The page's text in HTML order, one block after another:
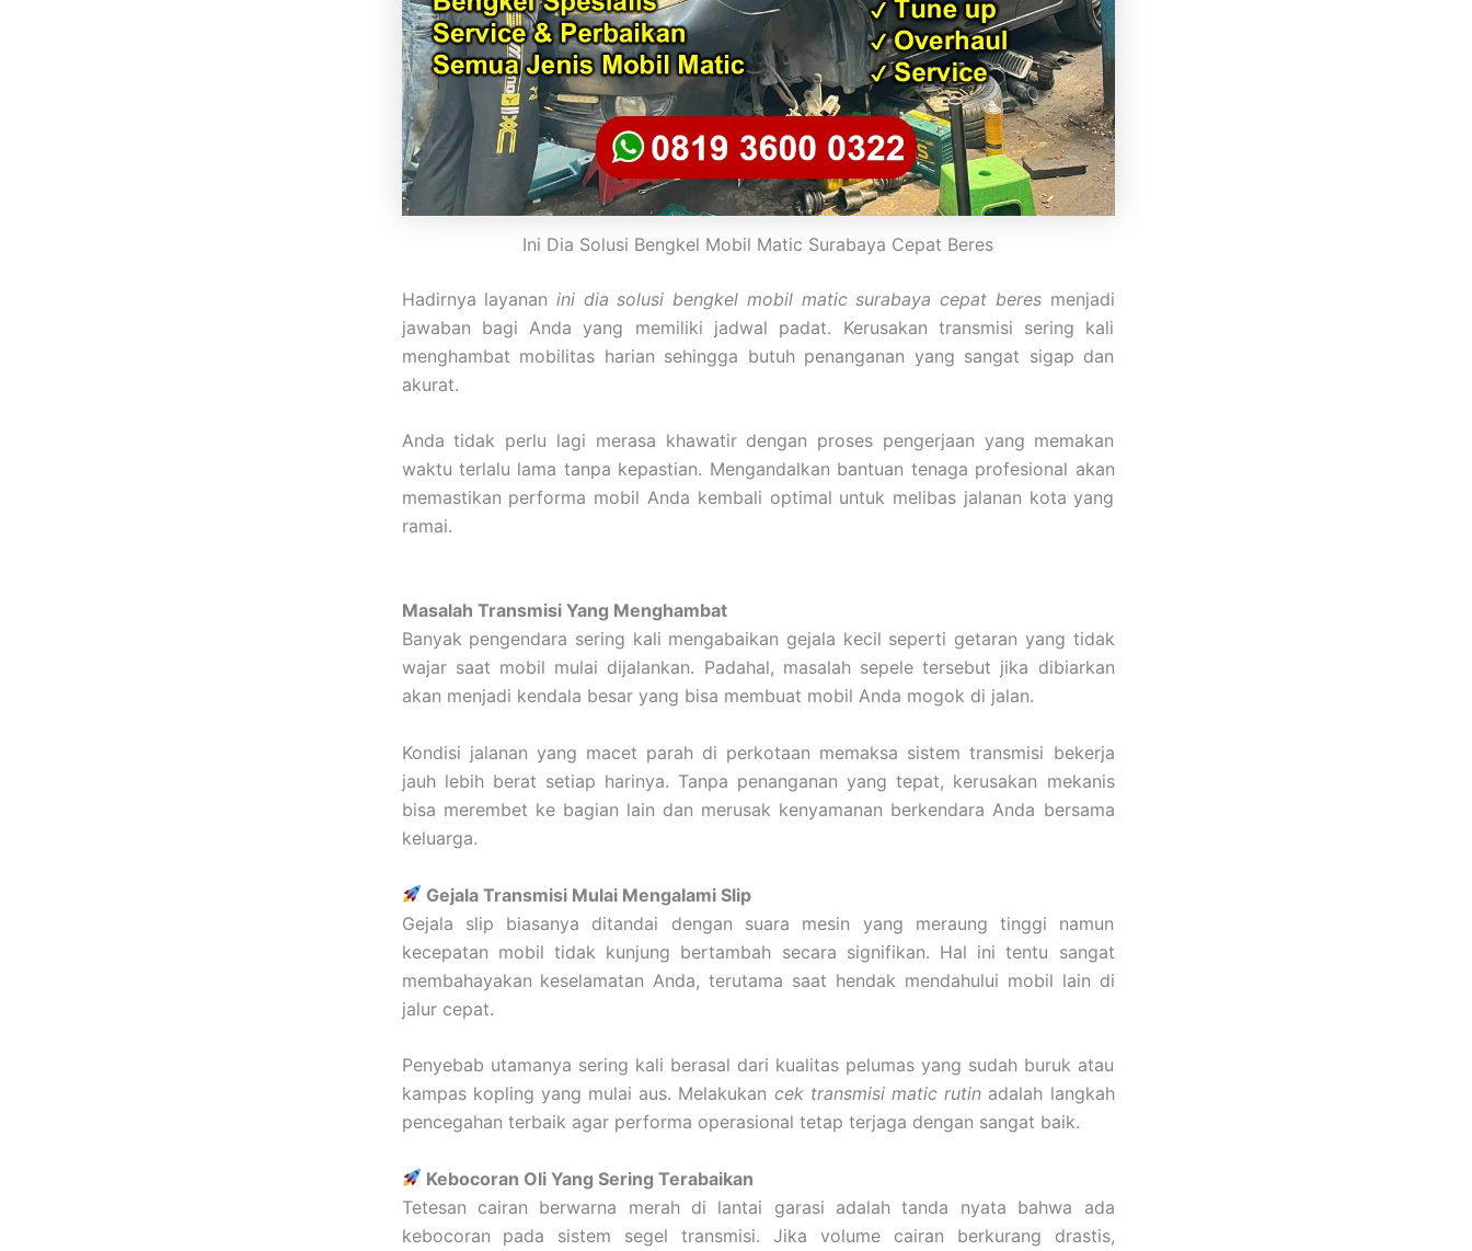
Ini Dia Solusi Bengkel Mobil Matic Surabaya Cepat Beres
Hadirnya layanan ini dia solusi bengkel mobil matic surabaya cepat beresmenjadi
jawaban bagi Anda yang memiliki jadwal padat. Kerusakan transmisi sering kali
menghambat mobilitas harian sehingga butuh penanganan yang sangat sigap dan
akurat.
Anda tidak perlu lagi merasa khawatir dengan proses pengerjaan yang memakan
waktu terlalu lama tanpa kepastian. Mengandalkan bantuan tenaga profesional akan
memastikan performa mobil Anda kembali optimal untuk melibas jalanan kota yang
ramai.
Masalah Transmisi Yang Menghambat
Banyak pengendara sering kali mengabaikan gejala kecil seperti getaran yang tidak
wajar saat mobil mulai dijalankan. Padahal, masalah sepele tersebut jika dibiarkan
akan menjadi kendala besar yang bisa membuat mobil Anda mogok di jalan.
Kondisi jalanan yang macet parah di perkotaan memaksa sistem transmisi bekerja
jauh lebih berat setiap harinya. Tanpa penanganan yang tepat, kerusakan mekanis
bisa merembet ke bagian lain dan merusak kenyamanan berkendara Anda bersama
keluarga.
Gejala Transmisi Mulai Mengalami Slip
Gejala slip biasanya ditandai dengan suara mesin yang meraung tinggi namun
kecepatan mobil tidak kunjung bertambah secara signifikan. Hal ini tentu sangat
membahayakan keselamatan Anda, terutama saat hendak mendahului mobil lain di
jalur cepat.
Penyebab utamanya sering kali berasal dari kualitas pelumas yang sudah buruk atau
kampas kopling yang mulai aus. Melakukan cek transmisi matic rutin adalah langkah
pencegahan terbaik agar performa operasional tetap terjaga dengan sangat baik.
Kebocoran Oli Yang Sering Terabaikan
Tetesan cairan berwarna merah di lantai garasi adalah tanda nyata bahwa ada
kebocoran pada sistem segel transmisi. Jika volume cairan berkurang drastis,